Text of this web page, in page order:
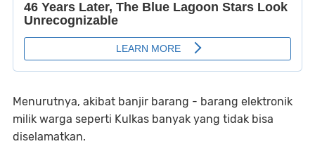
Menurutnya, akibat banjir barang - barang elektronik
milik warga seperti Kulkas banyak yang tidak bisa
diselamatkan.